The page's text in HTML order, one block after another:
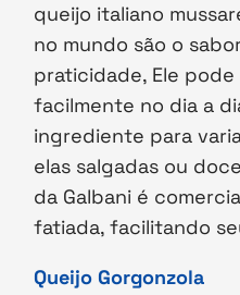
queijo italiano
no mundo são o
praticidade, Ele
facilmente no dia a
ingrediente para
elas salgadas ou
da Galbani é
fatiada, facilitando
Queijo Gorgonzola